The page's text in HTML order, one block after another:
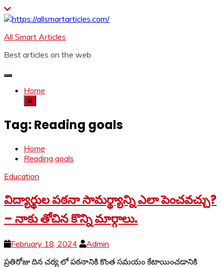
Skip
to
All Smart Articles
Best articles on the web
Home
Tag: Reading goals
Home
Reading goals
Education
విద్యార్థుల పఠనా సామర్థ్యాన్ని ఎలా పెంచవచ్చు?
– నాకు తోచిన కొన్ని మార్గాలు.
February 18, 2024
Admin
ప్రతిరోజు దిన చర్య లో పఠనానికి కొంత సమయం కేటాయించడానికి